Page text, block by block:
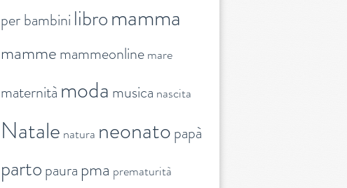
per bambini libromamma
mammemammeonlinemare
maternità moda musica nascita
Natale natura neonatopapà
partopaura pma prematurità